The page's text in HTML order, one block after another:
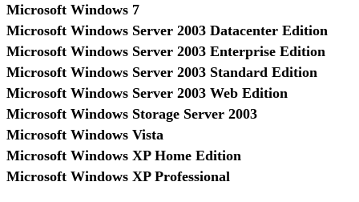
Microsoft Windows 7
Microsoft Windows Server 2003 Datacenter Edition
Microsoft Windows Server 2003 Enterprise Edition
Microsoft Windows Server 2003 Standard Edition
Microsoft Windows Server 2003 Web Edition
Microsoft Windows Storage Server 2003
Microsoft Windows Vista
Microsoft Windows XP Home Edition
Microsoft Windows XP Professional